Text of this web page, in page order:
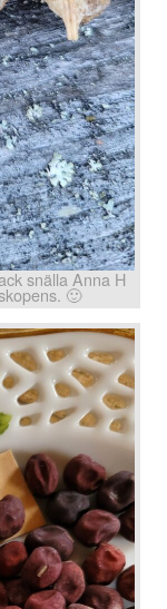
snälla Anna H
🙂